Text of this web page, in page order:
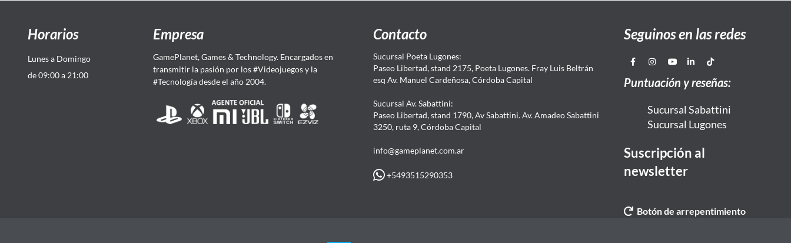
Horarios
Lunes a Domingo
de 09:00 a 21:00
Empresa
GamePlanet, Games & Technology. Encargados en
transmitir la pasión por los #Videojuegos y la
#Tecnología desde el año 2004.
Contacto
Sucursal Poeta Lugones:
Paseo Libertad, stand 2175, Poeta Lugones. Fray Luis Beltrán
esq Av. Manuel Cardeñosa, Córdoba Capital
Sucursal Av. Sabattini:
Paseo Libertad, stand 1790, Av Sabattini. Av. Amadeo Sabattini
3250, ruta 9, Córdoba Capital
info@gameplanet.com.ar
+5493515290353
Seguinos en las redes
Puntuación y reseñas:
Sucursal Sabattini
Sucursal Lugones
Suscripción al
newsletter
Botón de arrepentimiento